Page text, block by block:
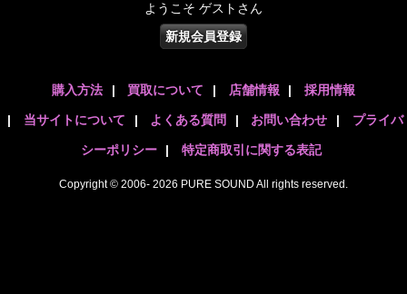
ようこそ ゲストさん
新規会員登録
購入方法 | 買取について | 店舗情報 | 採用情報
| 当サイトについて | よくある質問 | お問い合わせ | プライバ
シーポリシー | 特定商取引に関する表記
Copyright © 2006- 2026 PURE SOUND All rights reserved.